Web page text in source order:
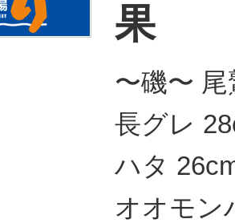
果
〜磯〜
長グレ
ハタ
オオモ